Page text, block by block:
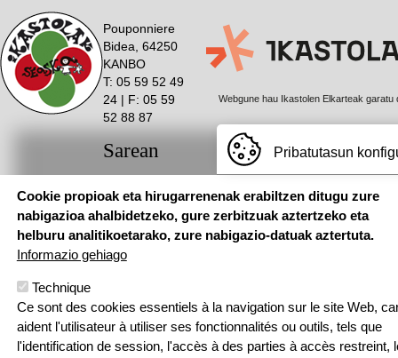
Pouponniere
Bidea, 64250
KANBO
T: 05 59 52 49
24 | F: 05 59
52 88 87
Sarean
Webgune hau Ikastolen Elkarteak garatu
Menu Pied de page
ContactPolitique de confidentialité
© SEASKA | Eskubide guztiak bere esku
Pribatutasun
Cookie propioak eta hirugarrenenak erabiltzen ditugu zure
nabigazioa ahalbidetzeko, gure zerbitzuak aztertzeko eta
helburu analitikoetarako, zure nabigazio-datuak aztertuta.
Informazio gehiago
Technique
Ce sont des cookies essentiels à la navigation sur le site Web,
aident l'utilisateur à utiliser ses fonctionnalités ou outils, tels que
l'identification de session, l'accès à des parties à accès restreint,